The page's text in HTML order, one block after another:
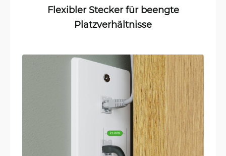
Flexibler Stecker für beengte
Platzverhältnisse